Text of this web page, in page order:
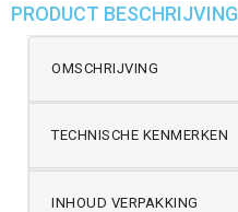
PRODUCT BESCHRIJVING
OMSCHRIJVING
TECHNISCHE KENMERKEN
INHOUD VERPAKKING